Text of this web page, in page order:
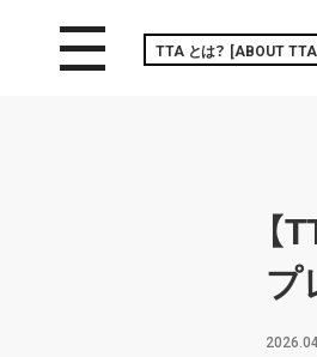
toggle navigation
TTA とは？ [ABOUT TTA]
プ